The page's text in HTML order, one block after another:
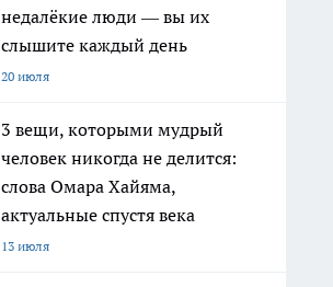
недалёкие люди — вы их
слышите каждый день
20 июля
3 вещи, которыми мудрый
человек никогда не делится:
слова Омара Хайяма,
актуальные спустя века
13 июля